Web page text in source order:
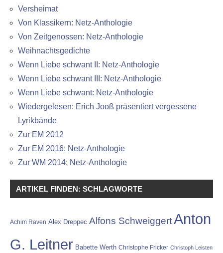
Versheimat
Von Klassikern: Netz-Anthologie
Von Zeitgenossen: Netz-Anthologie
Weihnachtsgedichte
Wenn Liebe schwant II: Netz-Anthologie
Wenn Liebe schwant III: Netz-Anthologie
Wenn Liebe schwant: Netz-Anthologie
Wiedergelesen: Erich Jooß präsentiert vergessene
Lyrikbände
Zur EM 2012
Zur EM 2016: Netz-Anthologie
Zur WM 2014: Netz-Anthologie
ARTIKEL FINDEN: SCHLAGWORTE
Achim Raven Alex Dreppec Alfons SchweiggertAnton
G. Leitner Babette Werth Christophe Fricker Christoph Leisten